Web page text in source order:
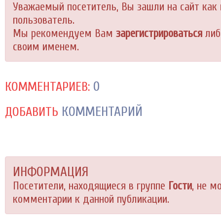
Уважаемый посетитель, Вы зашли на сайт как
пользователь.
Мы рекомендуем Вам зарегистрироваться
своим именем.
КОММЕНТАРИЕВ: 0
ДОБАВИТЬ КОММЕНТАРИЙ
ИНФОРМАЦИЯ
Посетители, находящиеся в группе Гости, не
комментарии к данной публикации.